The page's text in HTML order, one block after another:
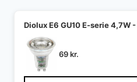
Diolux E6 GU10 E-serie 4,7W -
69kr.